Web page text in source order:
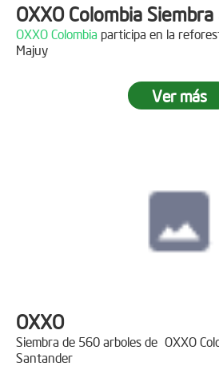
OXXO Colombia
OXXO Colombia participa en la
Majuy
Ver más
OXXO
Siembra de 560 arboles de OXXO
Santander